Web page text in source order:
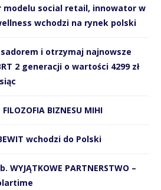
modelu social retail, innowator w
wchodzi na rynek polski
i otrzymaj najnowsze
2 generacji o wartości 4299 zł
FILOZOFIA BIZNESU MIHI
wchodzi do Polski
PARTNERSTWO –